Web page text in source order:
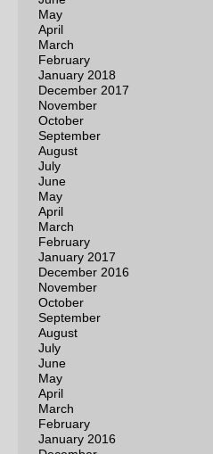
May
April
March
February
January 2018
December 2017
November
October
September
August
July
June
May
April
March
February
January 2017
December 2016
November
October
September
August
July
June
May
April
March
February
January 2016